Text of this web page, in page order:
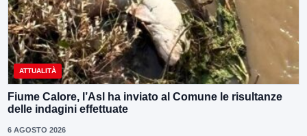
ATTUALITÀ
Fiume Calore, l’Asl ha inviato al Comune le risultanze
delle indagini effettuate
6 AGOSTO 2026